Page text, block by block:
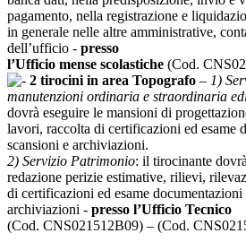
pagamento, nella registrazione e
in generale nelle altre amministrative,
dell’ufficio - presso
l’Ufficio mense scolastiche (Cod.
2 tirocini in area Topografo – 1)
manutenzioni ordinaria e straordinaria
dovrà eseguire le mansioni di
lavori, raccolta di certificazioni ed esame
scansioni e archiviazioni.
2) Servizio Patrimonio: il tirocinante
redazione perizie estimative, rilievi,
di certificazioni ed esame documentazioni
archiviazioni - presso l’Ufficio Tecnico
(Cod. CNS021512B09) – (Cod.